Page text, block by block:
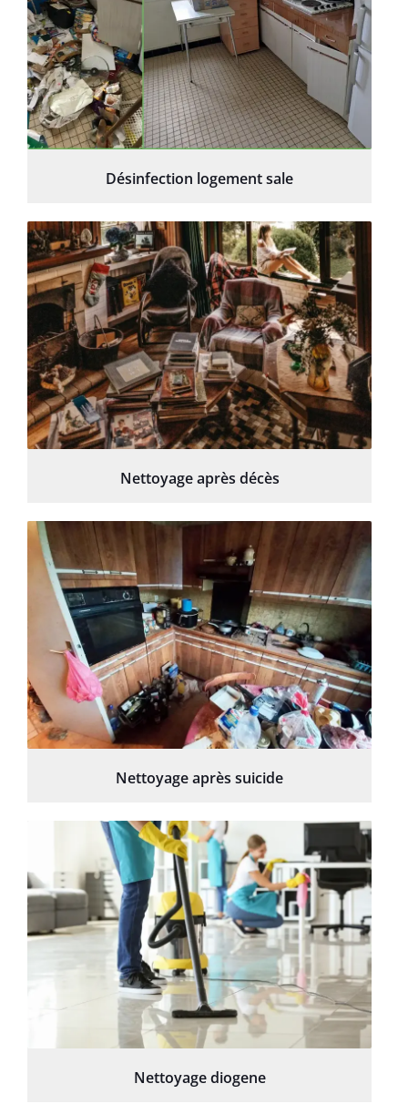
Désinfection logement sale
Nettoyage après décès
Nettoyage après suicide
Nettoyage diogene